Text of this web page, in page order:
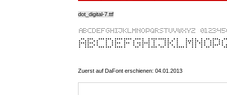
dot_digital-7.ttf
Zuerst auf DaFont erschienen: 04.01.2013